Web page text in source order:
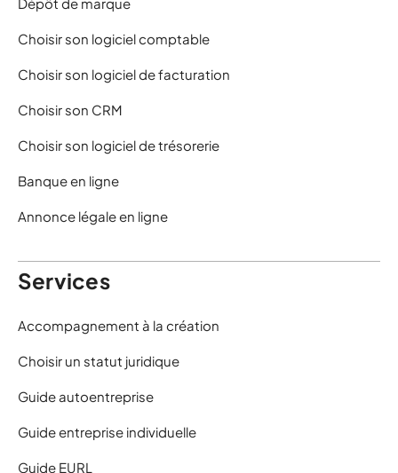
Dépôt de marque
Choisir son logiciel comptable
Choisir son logiciel de facturation
Choisir son CRM
Choisir son logiciel de trésorerie
Banque en ligne
Annonce légale en ligne
Services
Accompagnement à la création
Choisir un statut juridique
Guide autoentreprise
Guide entreprise individuelle
Guide EURL